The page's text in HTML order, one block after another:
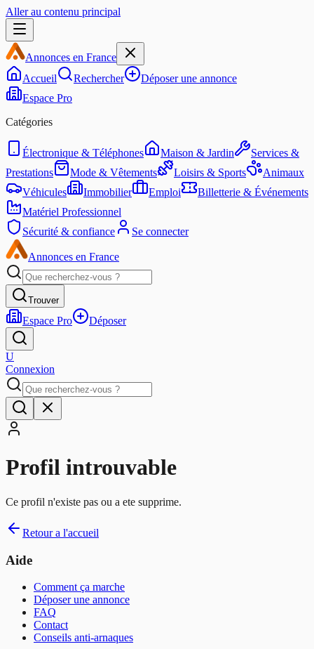
Aller au contenu principal
Annonces en France
Accueil
Rechercher
Déposer une annonce
Espace Pro
Catégories
Électronique & Téléphones Maison & Jardin
Services &
Prestations
Mode & Vêtements Loisirs & Sports
Animaux
Véhicules
Immobilier Emploi
Billetterie & Événements
Matériel Professionnel
Sécurité & confiance
Se connecter
Annonces en France
Trouver
Espace Pro Déposer
U
Connexion
Profil introuvable
Ce profil n'existe pas ou a ete supprime.
Retour a l'accueil
Aide
Comment ça marche
Déposer une annonce
FAQ
Contact
Conseils anti-arnaques